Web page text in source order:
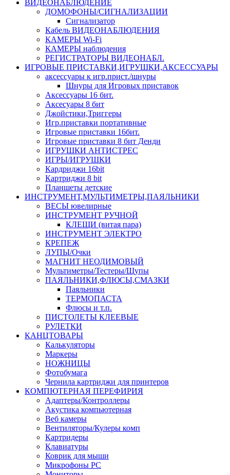
ВИДЕОНАБЛЮДЕНИЕ
ДОМОФОНЫ/СИГНАЛИЗАЦИИ
Сигнализатор
Кабель ВИДЕОНАБЛЮДЕНИЯ
КАМЕРЫ Wi-Fi
КАМЕРЫ наблюдения
РЕГИСТРАТОРЫ ВИДЕОНАБЛ.
ИГРОВЫЕ ПРИСТАВКИ,ИГРУШКИ,АКСЕССУАРЫ
аксесcуары к игр.прист./шнуры
Шнуры для Игровых приставок
Аксессуары 16 бит.
Аксесуары 8 бит
Джойстики,Триггеры
Игр.приставки портативные
Игровые приставки 16бит.
Игровые приставки 8 бит Денди
ИГРУШКИ АНТИСТРЕС
ИГРЫ/ИГРУШКИ
Кардриджи 16bit
Картриджи 8 bit
Планшеты детские
ИНСТРУМЕНТ,МУЛЬТИМЕТРЫ,ПАЯЛЬНИКИ
ВЕСЫ ювелирные
ИНСТРУМЕНТ РУЧНОЙ
КЛЕЩИ (витая пара)
ИНСТРУМЕНТ ЭЛЕКТРО
КРЕПЕЖ
ЛУПЫ/Очки
МАГНИТ НЕОДИМОВЫЙ
Мультиметры/Тестеры/Щупы
ПАЯЛЬНИКИ,ФЛЮСЫ,СМАЗКИ
Паяльники
ТЕРМОПАСТА
Флюсы и т.п.
ПИСТОЛЕТЫ КЛЕЕВЫЕ
РУЛЕТКИ
КАНЦТОВАРЫ
Калькуляторы
Маркеры
НОЖНИЦЫ
Фотобумага
Чернила картриджи для принтеров
КОМПЮТЕРНАЯ ПЕРЕФИРИЯ
Адаптеры/Контроллеры
Акустика компьютерная
Веб камеры
Вентиляторы/Кулеры комп
Картридеры
Клавиатуры
Коврик для мыши
Микрофоны PC